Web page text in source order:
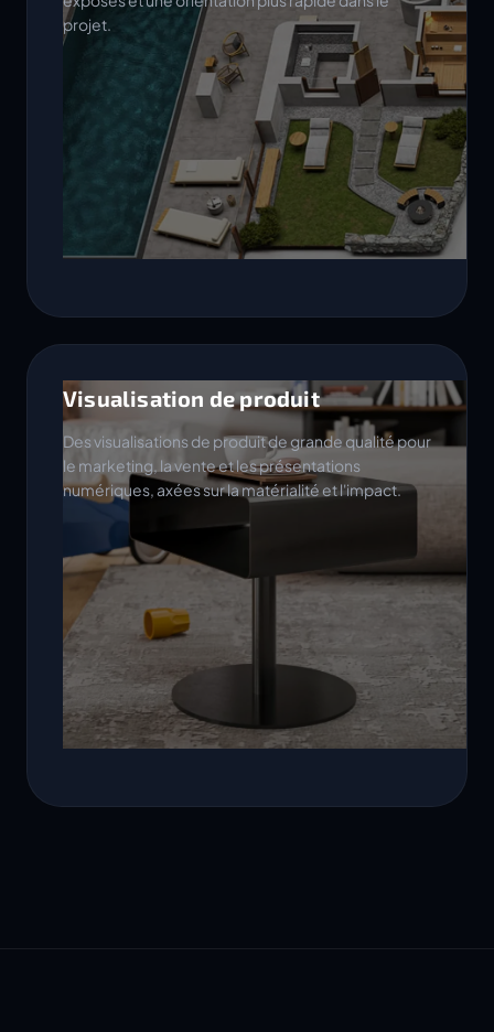
projet.
Visualisation de produit
Des visualisations de produit de grande qualité pour
le marketing, la vente et les présentations
numériques, axées sur la matérialité et l'impact.